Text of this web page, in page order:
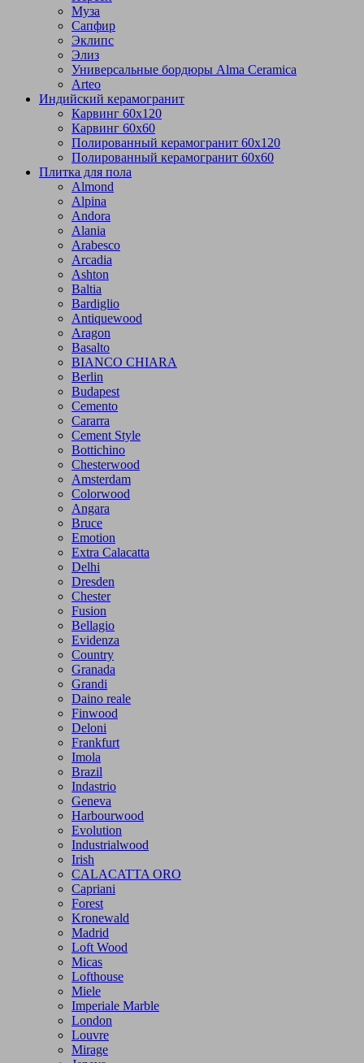
Муза
Сапфир
Эклипс
Элиз
Универсальные бордюры Alma Ceramica
Arteo
Индийский керамогранит
Карвинг 60х120
Карвинг 60х60
Полированный керамогранит 60х120
Полированный керамогранит 60х60
Плитка для пола
Almond
Alpina
Andora
Alania
Arabesco
Arcadia
Ashton
Baltia
Bardiglio
Antiquewood
Aragon
Basalto
BIANCO CHIARA
Berlin
Budapest
Cemento
Cararra
Cement Style
Bottichino
Chesterwood
Amsterdam
Colorwood
Angara
Bruce
Emotion
Extra Calacatta
Delhi
Dresden
Chester
Fusion
Bellagio
Evidenza
Country
Granada
Grandi
Daino reale
Finwood
Deloni
Frankfurt
Imola
Brazil
Indastrio
Geneva
Harbourwood
Evolution
Industrialwood
Irish
CALACATTA ORO
Capriani
Forest
Kronewald
Madrid
Loft Wood
Micas
Lofthouse
Miele
Imperiale Marble
London
Louvre
Mirage